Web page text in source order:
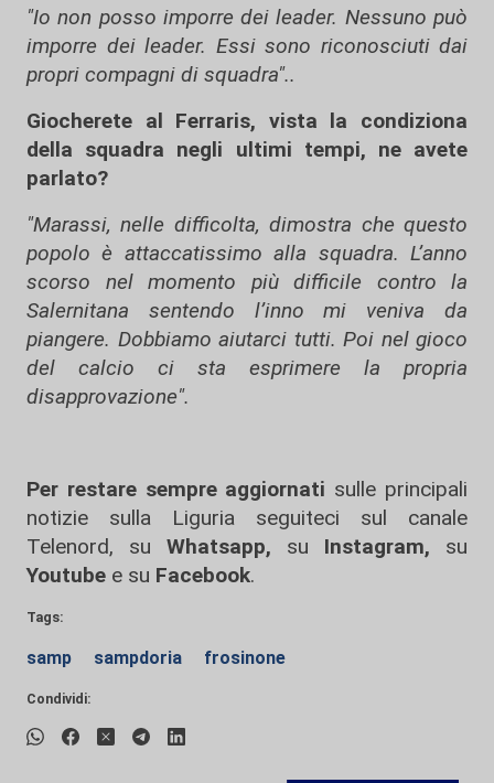
"Io non posso imporre dei leader. Nessuno può
imporre dei leader. Essi sono riconosciuti dai
propri compagni di squadra"..
Giocherete al Ferraris, vista la condiziona
della squadra negli ultimi tempi, ne avete
parlato?
"Marassi, nelle difficolta, dimostra che questo
popolo è attaccatissimo alla squadra. L’anno
scorso nel momento più difficile contro la
Salernitana sentendo l’inno mi veniva da
piangere. Dobbiamo aiutarci tutti. Poi nel gioco
del calcio ci sta esprimere la propria
disapprovazione".
Per restare sempre aggiornati sulle principali
notizie sulla Liguria seguiteci sul canale
Telenord, su
Whatsapp, su Instagram, su
Youtube e su Facebook.
Tags:
samp sampdoria frosinone
Condividi: